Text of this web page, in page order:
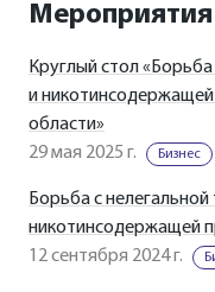
Мероприятия
Круглый стол
и
области»
29 мая 2025 г.
Бизнес
Борьба с
никотинсодержащей
12 сентября 2024 г.